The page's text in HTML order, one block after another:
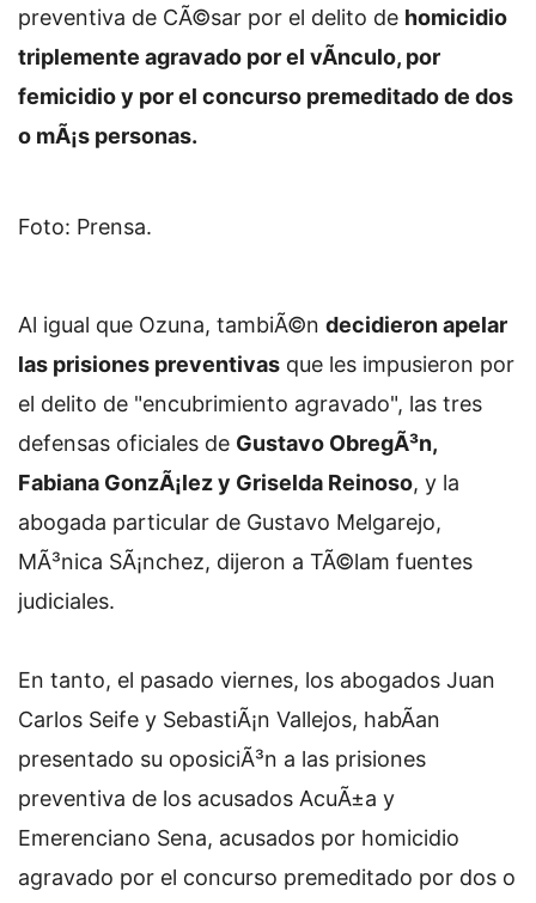
preventiva de CÃ©sar por el delito de homicidio
triplemente agravado por el vÃ­nculo, por
femicidio y por el concurso premeditado de dos
o mÃ¡s personas.
Foto: Prensa.
Al igual que Ozuna, tambiÃ©n decidieron apelar
las prisiones preventivas que les impusieron por
el delito de "encubrimiento agravado", las tres
defensas oficiales de Gustavo ObregÃ³n,
Fabiana GonzÃ¡lez y Griselda Reinoso, y la
abogada particular de Gustavo Melgarejo,
MÃ³nica SÃ¡nchez, dijeron a TÃ©lam fuentes
judiciales.
En tanto, el pasado viernes, los abogados Juan
Carlos Seife y SebastiÃ¡n Vallejos, habÃ­an
presentado su oposiciÃ³n a las prisiones
preventiva de los acusados AcuÃ±a y
Emerenciano Sena, acusados por homicidio
agravado por el concurso premeditado por dos o